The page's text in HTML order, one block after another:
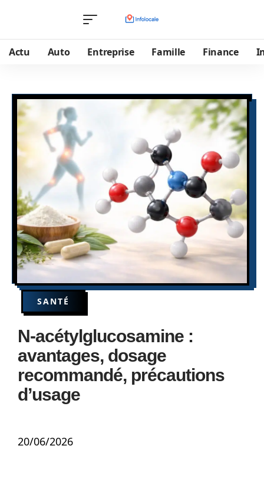
Actu Auto Entreprise Famille Finance
SANTÉ
N-acétylglucosamine :
avantages, dosage
recommandé, précautions
d’usage
20/06/2026